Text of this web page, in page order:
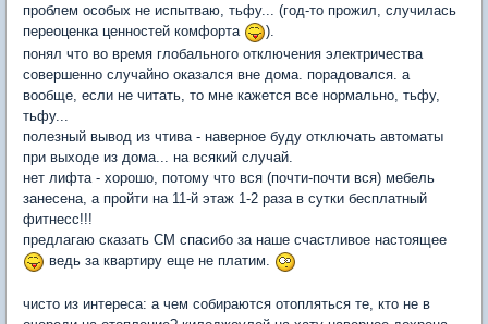
проблем особых не испытваю, тьфу... (год-то прожил, случилась
переоценка ценностей комфорта
).
понял что во время глобального отключения электричества
совершенно случайно оказался вне дома. порадовался. а
вообще, если не читать, то мне кажется все нормально, тьфу,
тьфу...
полезный вывод из чтива - наверное буду отключать автоматы
при выходе из дома... на всякий случай.
нет лифта - хорошо, потому что вся (почти-почти вся) мебель
занесена, а пройти на 11-й этаж 1-2 раза в сутки бесплатный
фитнесс!!!
предлагаю сказать СМ спасибо за наше счастливое настоящее
ведь за квартиру еще не платим.
чисто из интереса: а чем собираются отопляться те, кто не в